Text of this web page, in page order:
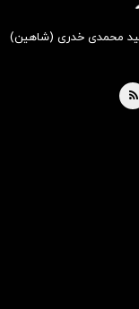
محمدی خدری (شاهین)